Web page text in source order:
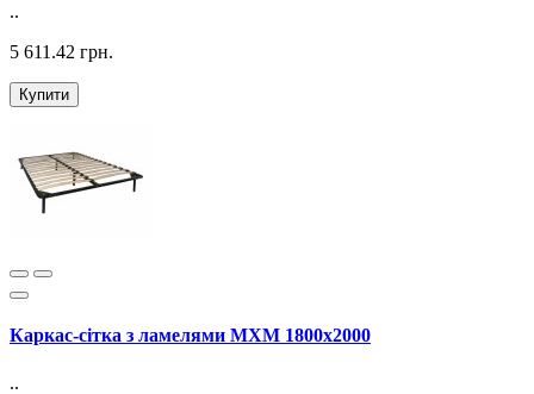
..
5 611.42 грн.
Купити
Каркас-сітка з ламелями MXM 1800х2000
..